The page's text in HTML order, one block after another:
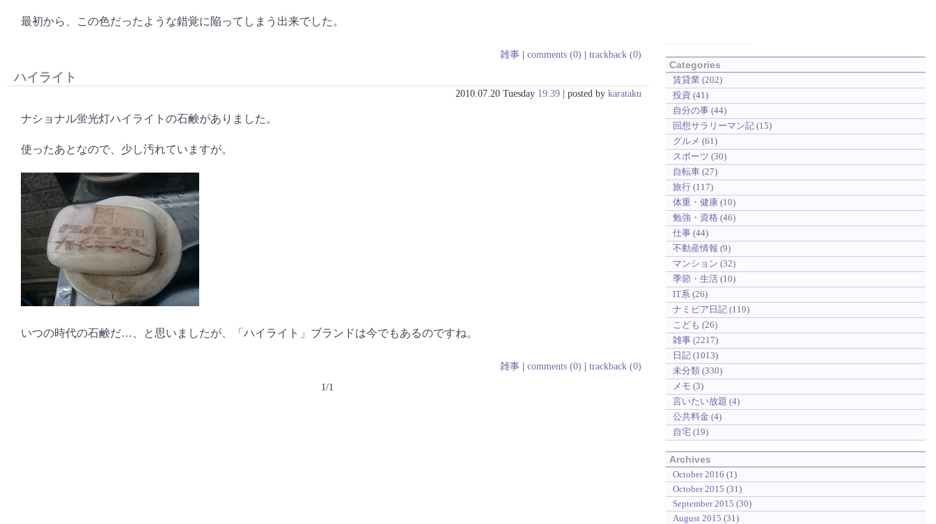
最初から、この色だったような錯覚に陥ってしまう出来でした。
雑事| comments (0) | trackback (0)
ハイライト
2010.07.20 Tuesday 19:39| posted by karataku
ナショナル蛍光灯ハイライトの石鹸がありました。
使ったあとなので、少し汚れていますが。
いつの時代の石鹸だ…、と思いましたが、「ハイライト」ブランドは今でもあるのですね。
雑事| comments (0) | trackback (0)
1/1
Categories
賃貸業 (202)
投資 (41)
自分の事(44)
回想サラリーマン記(15)
グルメ (61)
スポーツ (30)
自転車(27)
旅行(117)
体重・健康(10)
勉強・資格(46)
仕事(44)
不動産情報 (9)
マンション (32)
季節・生活(10)
IT系(26)
ナミビア日記(119)
こども (26)
雑事(2217)
日記(1013)
未分類(330)
メモ (3)
言いたい放題 (4)
公共料金 (4)
自宅 (19)
Archives
October 2016 (1)
October 2015 (31)
September 2015 (30)
August 2015 (31)